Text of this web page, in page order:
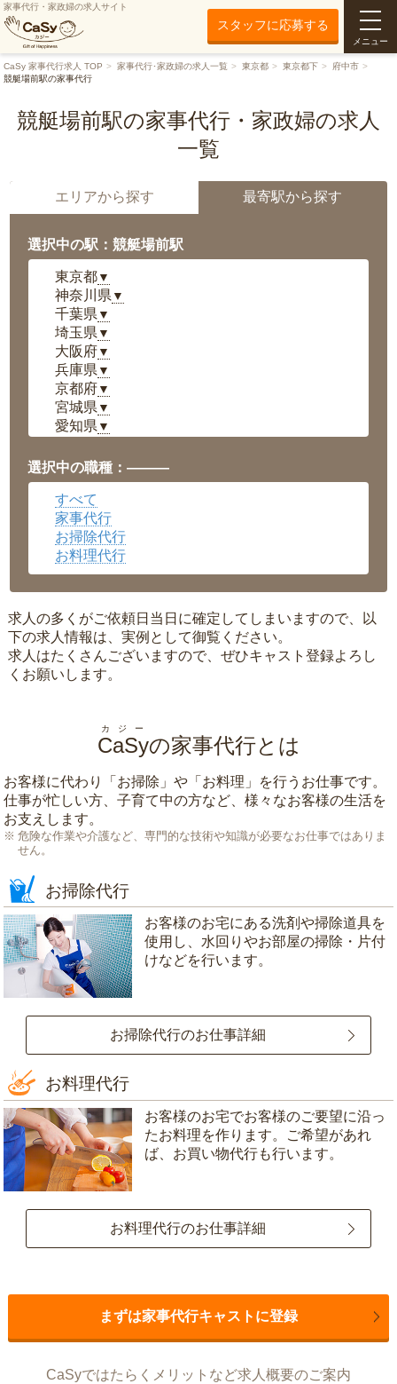
家事代行・家政婦の求人サイト
スタッフに応募する
メニュー
CaSy 家事代行求人 TOP 家事代行･家政婦の求人一覧 東京都 東京都下
府中市
競艇場前駅の家事代行
競艇場前駅の家事代行・家政婦の求人
一覧
エリアから探す 最寄駅から探す
選択中の駅：競艇場前駅
東京都▼
神奈川県 ▼
千葉県 ▼
埼玉県 ▼
大阪府▼
兵庫県 ▼
京都府▼
宮城県 ▼
愛知県 ▼
岡山県▼
広島県▼
沖縄県
選択中の職種：———
すべて
家事代行
お掃除代行
お料理代行
求人の多くがご依頼日当日に確定してしまいますので、以
下の求人情報は、実例として御覧ください。
求人はたくさんございますので、ぜひキャスト登録よろし
くお願いします。
CaSy
カジー
の家事代行とは
お客様に代わり「 お掃除 」や「 お料理 」を行うお仕事です。
仕事が忙しい方、子育て中の方など、様々なお客様の生活を
お支えします。
危険な作業や介護など、専門的な技術や知識が必要なお仕事ではありま
せん。
お掃除代行
お客様のお宅にある洗剤や掃除道具を
使用し、水回りやお部屋の掃除・片付
けなどを行います。
お掃除代行のお仕事詳細
お料理代行
お客様のお宅でお客様のご要望に沿っ
たお料理を作ります。ご希望があれ
ば、お買い物代行も行います。
お料理代行のお仕事詳細
まずは家事代行キャストに登録
CaSyではたらくメリットなど求人概要のご案内